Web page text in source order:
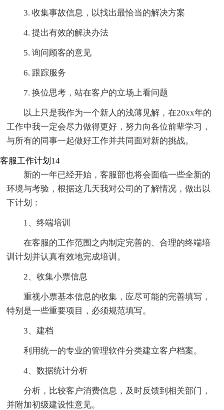
3. 收集事故信息，以找出最恰当的解决方案
4. 提出有效的解决办法
5. 询问顾客的意见
6. 跟踪服务
7. 换位思考，站在客户的立场上看问题
以上只是我作为一个新人的浅薄见解，在20xx年的
工作中我一定会尽力做得更好，努力向各位前辈学习，
与所有的同事一起做好工作并共同面对新的挑战。
客服工作计划14
新的一年已经开始，客服部也将会面临一些全新的
环境与考验，根据这几天我对公司的了解情况，做出以
下计划：
1、终端培训
在客服的工作范围之内制定完善的、合理的终端培
训计划并认真有效地完成培训。
2、收集小票信息
重视小票基本信息的收集，应尽可能的完善填写，
特别是一些重要项目，必须规范填写。
3、建档
利用统一的专业的管理软件分类建立客户档案。
4、数据统计分析
分析，比较客户消费信息，及时反馈到相关部门，
并附加初级建设性意见。